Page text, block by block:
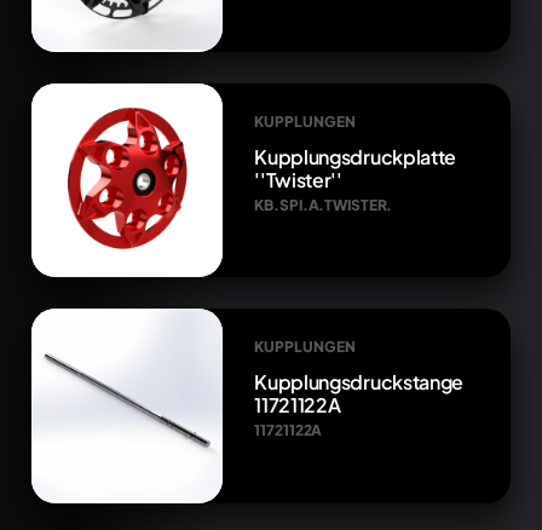
KUPPLUNGEN
Kupplungsdruckplatte
''Twister''
KB.SPI.A.TWISTER.
KUPPLUNGEN
Kupplungsdruckstange
11721122A
11721122A